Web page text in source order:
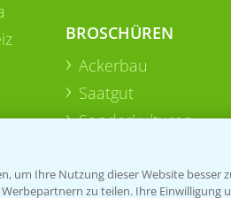
BROSCHÜREN
Ackerbau
Saatgut
Sonderkulturen
um Ihre Nutzung dieser Website besser
zu teilen. Ihre Einwilligung